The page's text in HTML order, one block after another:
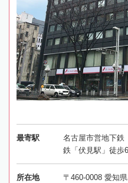
最寄駅
名古屋市営地下鉄
鉄「伏見駅」徒歩
所在地
〒460-0008 愛知